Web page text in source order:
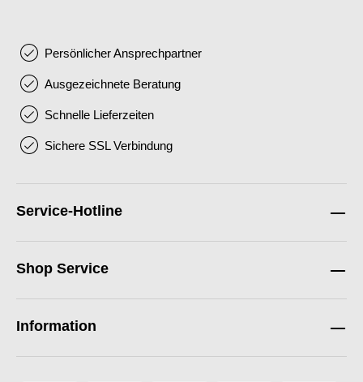
Persönlicher Ansprechpartner
Ausgezeichnete Beratung
Schnelle Lieferzeiten
Sichere SSL Verbindung
Service-Hotline
Shop Service
Information